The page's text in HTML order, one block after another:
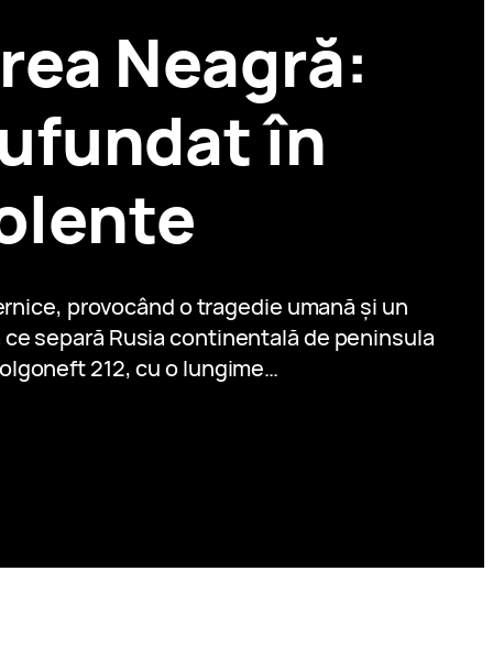
Neagră:
în
provocând o tragedie umană și un
separă Rusia continentală de peninsula
212, cu o lungime…